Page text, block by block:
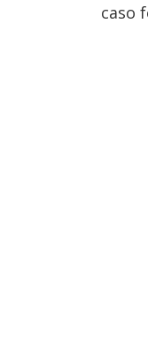
caso